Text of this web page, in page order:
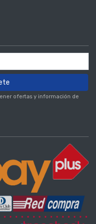
ofertas y información de